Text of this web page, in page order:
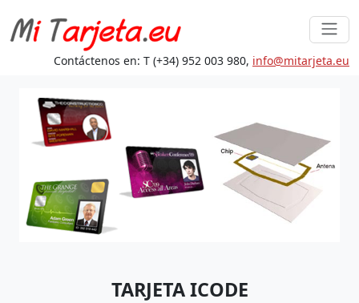
Contáctenos en: T (+34) 952 003 980, info@mitarjeta.eu
TARJETA ICODE